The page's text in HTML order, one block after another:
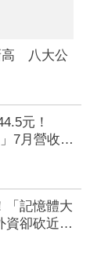
高 八大公
元！
7月營收創
開始貢獻
「記憶體大
卻砍近